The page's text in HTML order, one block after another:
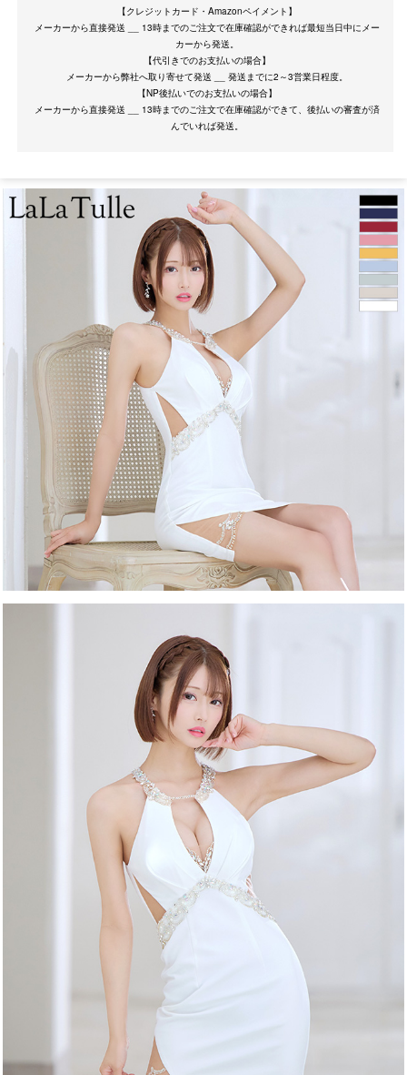
【クレジットカード・Amazonペイメント】
メーカーから直接発送 __ 13時までのご注文で在庫確認ができれば最短当日中にメー
カーから発送。
【代引きでのお支払いの場合】
メーカーから弊社へ取り寄せて発送 __ 発送までに2～3営業日程度。
【NP後払いでのお支払いの場合】
メーカーから直接発送 __ 13時までのご注文で在庫確認ができて、後払いの審査が済